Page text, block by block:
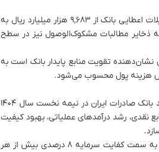
گزارش تفسیری مدیریت نیز بر روند افزایشی مانده تسهیلات و سپرده‌ها تأکید دارد. تسهیلات اعطایی بانک از ۹,۶۸۳ هزار میلیارد ریال به
ذخایر مطالبات مشکوک‌الوصول نیز در سطح
سپرده‌های بلندمدت از ۳۳۰۱ به ۴۸۵۴ هزار میلیارد ریال نشان‌دهنده تقویت منابع پایدار بانک است به
بررسی مجموعه صورت‌های مالی، جریان‌های نقدی و گزارش تفسیری مدیریت نشان می‌دهد بانک صادرات ایران در نیمه نخست سال ۱۴۰۴
رشد درآمدهای عملیاتی، بهبود کیفیت
پیش‌بینی می‌شود با اجرای برنامه افزایش سرمایه و ادامه اصلاح ساختار مالی، حرکت بانک به سمت کفایت سرمایه ۸ درصدی بیش از هر